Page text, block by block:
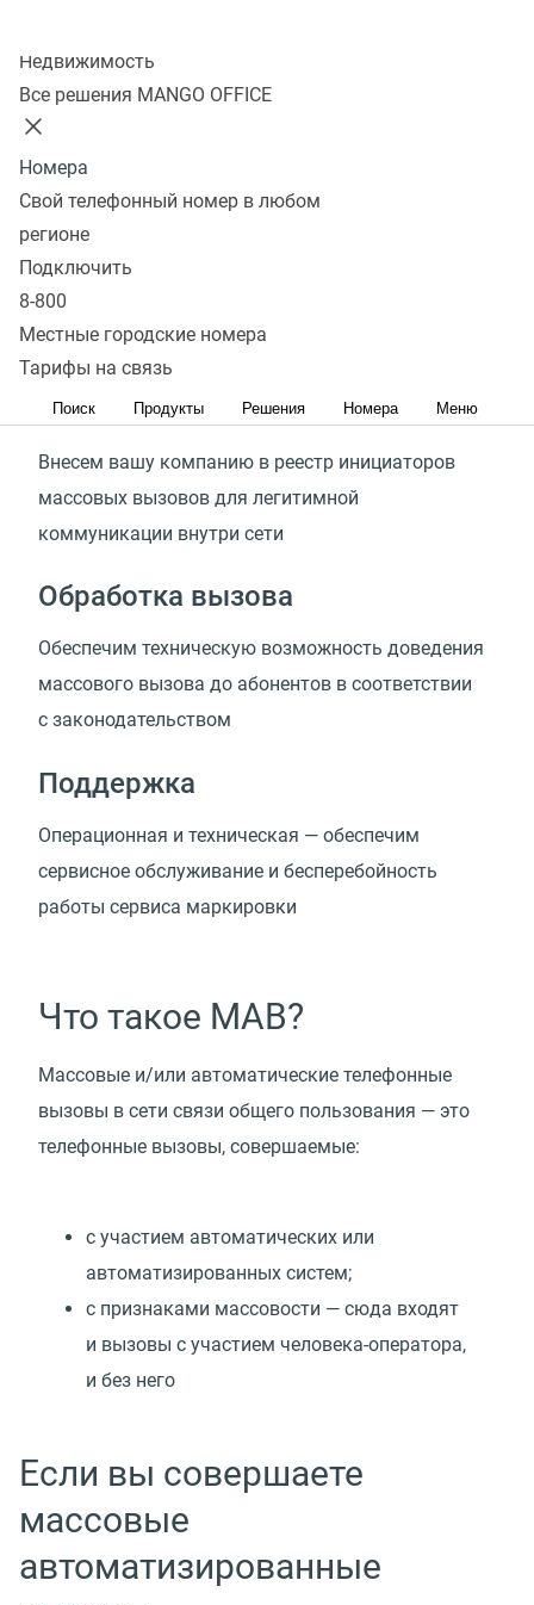
Недвижимость
Все решения MANGO OFFICE
Номера
Свой телефонный номер в любом
регионе
Подключить
8-800
Местные городские номера
Тарифы на связь
Поиск Продукты Решения Номера Меню
Что входит в услугу?
Верификация
Проверим, подходит ли деятельность вашей
компании для регистрации в реестре инициаторов
массовых вызовов
Регистрация
Внесем вашу компанию в реестр инициаторов
массовых вызовов для легитимной
коммуникации внутри сети
Обработка вызова
Обеспечим техническую возможность доведения
массового вызова до абонентов в соответствии
с законодательством
Поддержка
Операционная и техническая — обеспечим
сервисное обслуживание и бесперебойность
работы сервиса маркировки
Что такое МАВ?
Массовые и/или автоматические телефонные
вызовы в сети связи общего пользования — это
телефонные вызовы, совершаемые:
с участием автоматических или
автоматизированных систем;
с признаками массовости — сюда входят
и вызовы с участием человека-оператора,
и без него
Если вы совершаете
массовые
автоматизированные